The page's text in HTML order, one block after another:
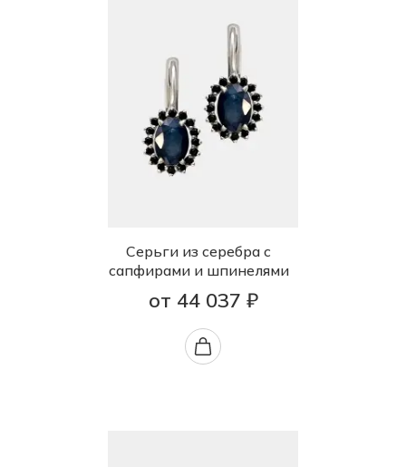
Серьги из серебра с
сапфирами и шпинелями
от 44 037 ₽